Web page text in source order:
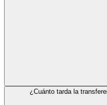
¿Cuánto tarda la